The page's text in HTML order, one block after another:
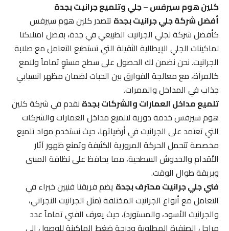
كلين هوم سيرفس – جلي وتلميع جرانيت بجدة
أفضل شركة جلي جرانيت بجدةتتصدر كلين هوم سيرفس
كأفضل شركة لجلي الجرانيت الطبيعي في جدة، بفضل امتلاكنا
لماكينات الجلي الإيطالية الثقيلة التي تستطيع التعامل مع صلابة
الجرانيت. نحن نضمن لك الحصول على سطح مستوٍ تماماً ولامع
كالمرآة، مع معالجة الفوارق بين الحبات لضمان مظهر انسيابي
جذاب في المداخل والممرات.
تلميع مداخل العمارات والشركات بجدةنقدم في شركة كلين
هوم سيرفس خدمة دورية لتلميع مداخل العمارات والشركات
التي تعتمد على الجرانيت في أرضياتها، حيث نستخدم مواد تلميع
مخصصة تتحمل الحركة المرورية الكثيفة وتمنع ظهور آثار
الأقدام والخدوش السطحية، مما يحافظ على نظافة المبنى
وبريقة طوال الوقت.
فني جلي جرانيت محترف بجدةيضم فريقنا فنيين خبراء في
التعامل مع أنواع الجرانيت المختلفة (مثل الجرانيت النجراني،
والجرانيت الأسود، والمستورد)، حيث يعرف الفني تماماً عدد
مراحل الصنفرة المطلوبة ودرجة ضغط الماكينة للوصول إلى